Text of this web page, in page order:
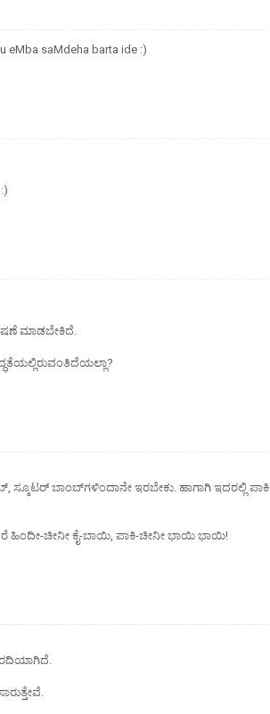
eMba saMdeha barta ide :)
ಮಾಡಬೇಕಿದೆ.
ಬಾಂಬ್‌ಗಳಿಂದಾನೇ ಇರಬೇಕು. ಹಾಗಾಗಿ ಇದರಲ್ಲಿ ಪಾಕಿ
ಹಿಂದೀ-ಚೀನೀ ಕೈ-ಬಾಯಿ, ಪಾಕಿ-ಚೀನೀ ಭಾಯಿ ಭಾಯಿ!